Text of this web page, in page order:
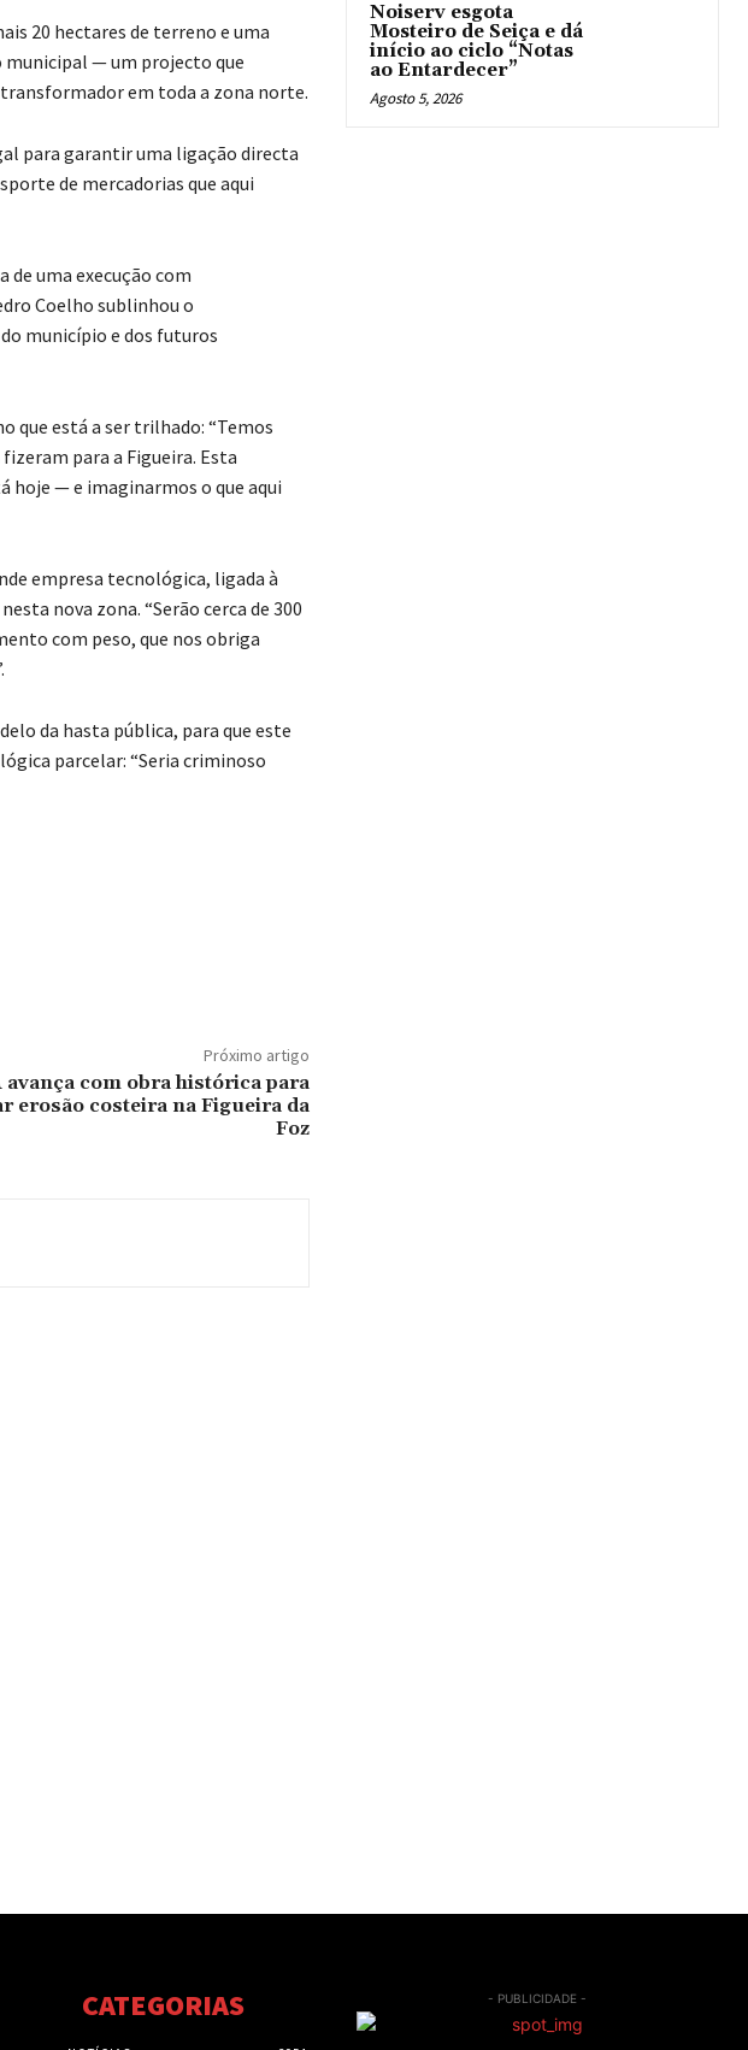
20 hectares de terreno e uma
municipal — um projecto que
em toda a zona norte.
para garantir uma ligação directa
de mercadorias que aqui
de uma execução com
Coelho sublinhou o
município e dos futuros
que está a ser trilhado: “Temos
para a Figueira. Esta
hoje — e imaginarmos o que aqui
empresa tecnológica, ligada à
nova zona. “Serão cerca de 300
com peso, que nos obriga
da hasta pública, para que este
parcelar: “Seria criminoso
Próximo artigo
avança com obra histórica para
erosão costeira na Figueira da
Foz
Noiserv esgota
Mosteiro de Seiça e dá
início ao ciclo “Notas
ao Entardecer”
Agosto 5, 2026
CATEGORIAS - PUBLICIDADE -